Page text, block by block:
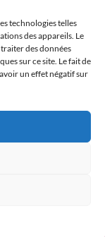
technologies telles
des appareils. Le
des données
sur ce site. Le fait de
un effet négatif sur
ont rendu
fournisseurs